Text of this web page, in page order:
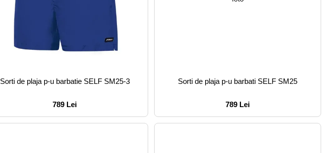
Sorti de plaja p-u barbatie SELF SM25-3
789 Lei
Sorti de plaja p-u barbati SELF SM25
789 Lei